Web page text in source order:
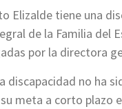
Elizalde tiene una
de la Familia del
por la directora
discapacidad no ha
meta a corto plazo